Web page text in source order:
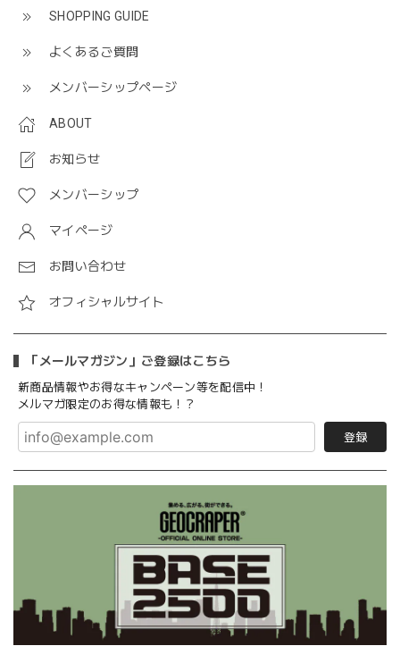
SHOPPING GUIDE
よくあるご質問
メンバーシップページ
ABOUT
お知らせ
メンバーシップ
マイページ
お問い合わせ
オフィシャルサイト
「メールマガジン」ご登録はこちら
新商品情報やお得なキャンペーン等を配信中！
メルマガ限定のお得な情報も！？
登録